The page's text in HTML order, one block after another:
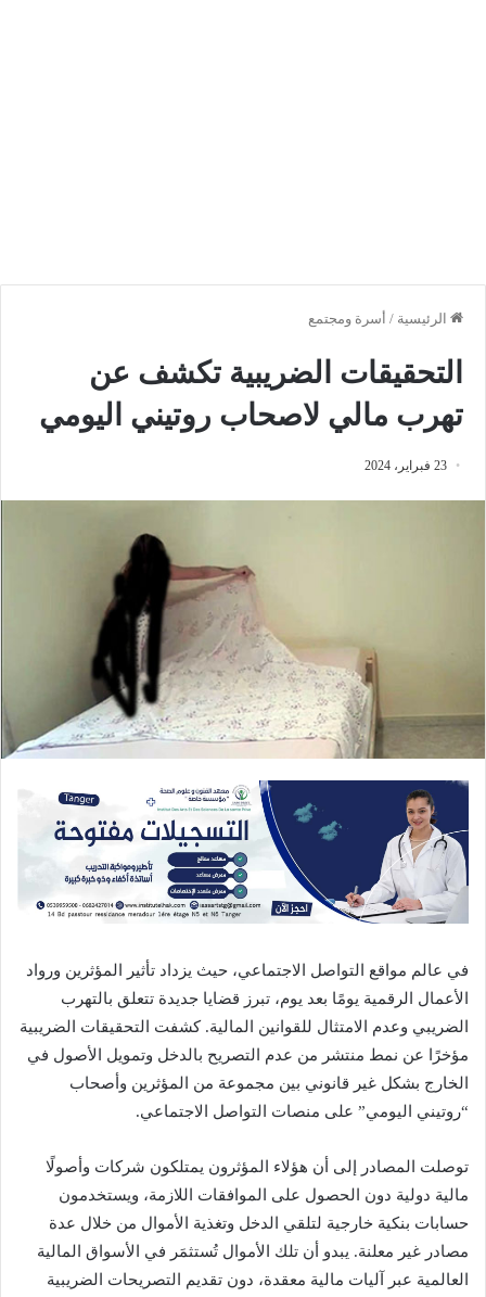
الرئيسية / أسرة ومجتمع
التحقيقات الضريبية تكشف عن
تهرب مالي لاصحاب روتيني اليومي
23 فبراير، 2024
في عالم مواقع التواصل الاجتماعي، حيث يزداد تأثير المؤثرين ورواد
الأعمال الرقمية يومًا بعد يوم، تبرز قضايا جديدة تتعلق بالتهرب
الضريبي وعدم الامتثال للقوانين المالية. كشفت التحقيقات الضريبية
مؤخرًا عن نمط منتشر من عدم التصريح بالدخل وتمويل الأصول في
الخارج بشكل غير قانوني بين مجموعة من المؤثرين وأصحاب
“روتيني اليومي” على منصات التواصل الاجتماعي.
توصلت المصادر إلى أن هؤلاء المؤثرون يمتلكون شركات وأصولًا
مالية دولية دون الحصول على الموافقات اللازمة، ويستخدمون
حسابات بنكية خارجية لتلقي الدخل وتغذية الأموال من خلال عدة
مصادر غير معلنة. يبدو أن تلك الأموال تُستثمَر في الأسواق المالية
العالمية عبر آليات مالية معقدة، دون تقديم التصريحات الضريبية